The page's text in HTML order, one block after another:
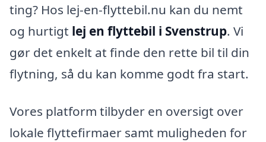
ting? Hos lej-en-flyttebil.nu kan du nemt
og hurtigt lej en flyttebil i Svenstrup. Vi
gør det enkelt at finde den rette bil til din
flytning, så du kan komme godt fra start.
Vores platform tilbyder en oversigt over
lokale flyttefirmaer samt muligheden for